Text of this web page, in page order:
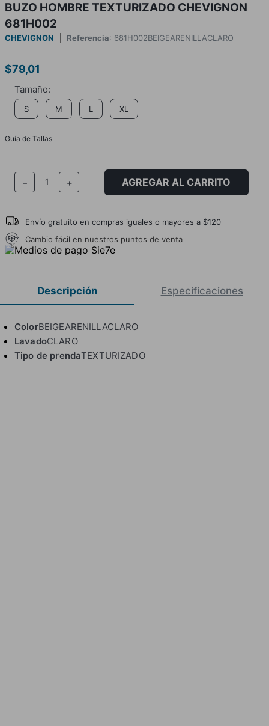
BUZO HOMBRE TEXTURIZADO CHEVIGNON
681H002
CHEVIGNON Referencia: 681H002BEIGEARENILLACLARO
$79,01
S M L XL
Guía de Tallas
＋
－ AGREGAR AL CARRITO
Envío gratuito en compras iguales o mayores a $120
Cambio fácil en nuestros puntos de venta
Descripción Especificaciones
ColorBEIGEARENILLACLARO
LavadoCLARO
Tipo de prendaTEXTURIZADO